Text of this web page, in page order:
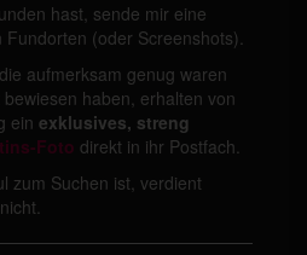
hast, sende mir eine
Fundorten (oder Screenshots).
aufmerksam genug waren
haben, erhalten von
ein exklusives, streng
Foto direkt in ihr Postfach.
zum Suchen ist, verdient